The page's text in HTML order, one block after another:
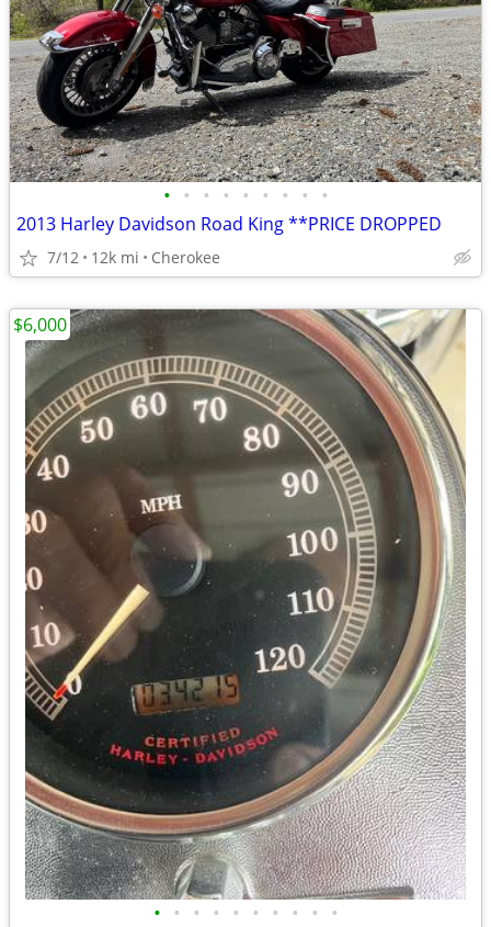
• • • • • • • • •
2013 Harley Davidson Road King **PRICE DROPPED
7/12 12k mi Cherokee
• • • • • • • • • •
$6,000